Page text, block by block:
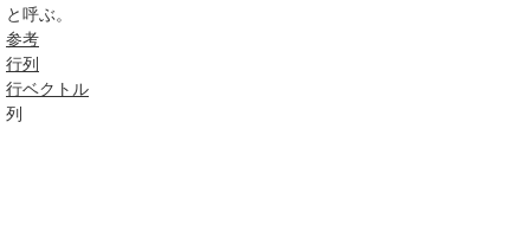
と呼ぶ。
参考
行列
行ベクトル
列